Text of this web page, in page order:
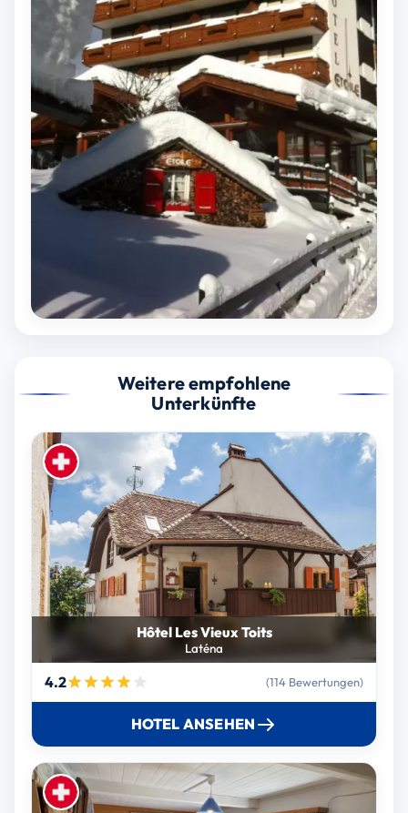
Weitere empfohlene
Unterkünfte
Hôtel Les Vieux Toits
Laténa
4.2 (114 Bewertungen)
HOTEL ANSEHEN